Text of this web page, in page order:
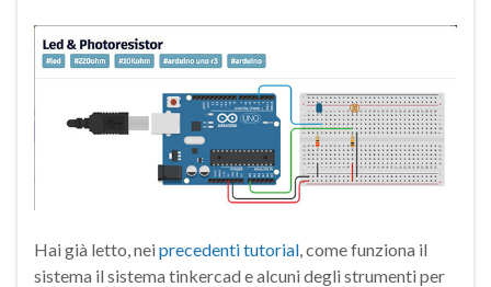
Hai già letto, nei precedenti tutorial , come funziona il
sistema il sistema tinkercad e alcuni degli strumenti per